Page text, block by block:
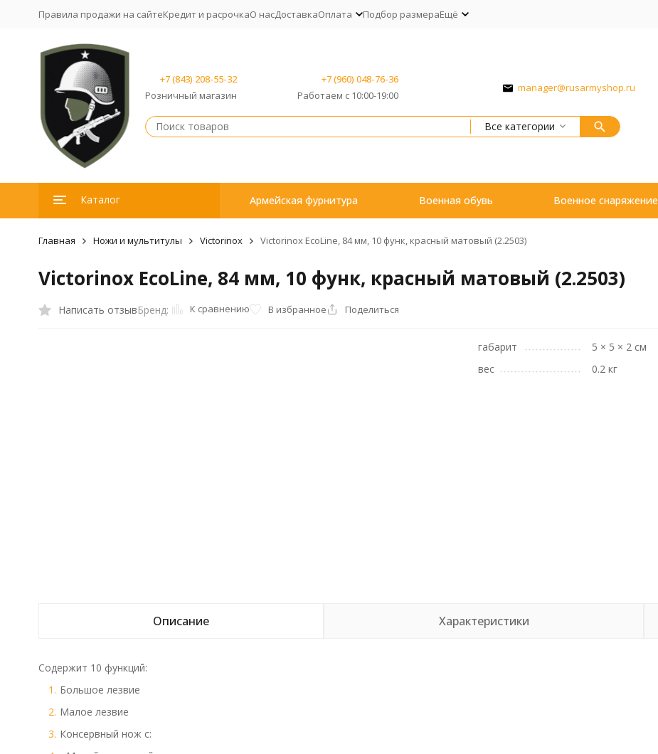
Правила продажи на сайтеКредит и расрочкаО насДоставкаОплата Подбор размераЕщё
+7 (843) 208-55-32
Розничный магазин
+7 (960) 048-76-36
Работаем с 10:00-19:00
manager@rusarmyshop.ru
Все категории
Каталог Армейская фурнитура Военная обувь Военное снаряжение
Главная Ножи и мультитулы Victorinox Victorinox EcoLine, 84 мм, 10 функ, красный матовый (2.2503)
Victorinox EcoLine, 84 мм, 10 функ, красный матовый (2.2503)
Написать отзывБренд: К сравнению В избранное Поделиться
габарит
5 × 5 × 2 см
вес
0.2 кг
Описание Характеристики
Содержит 10 функций:
Большое лезвие
Малое лезвие
Консервный нож с: